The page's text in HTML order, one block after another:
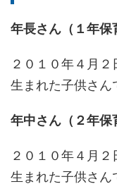
年長さん（１年保
２０１０年４月
生まれた子供さん
年中さん（２年保
２０１０年４月
生まれた子供さん